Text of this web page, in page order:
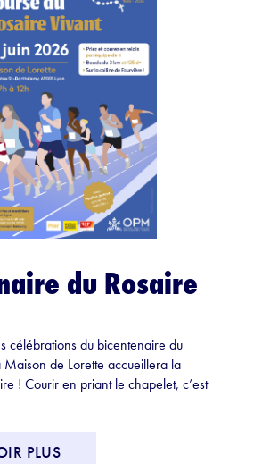
du Rosaire
célébrations du bicentenaire du
Maison de Lorette accueillera la
! Courir en priant le chapelet, c’est
PLUS